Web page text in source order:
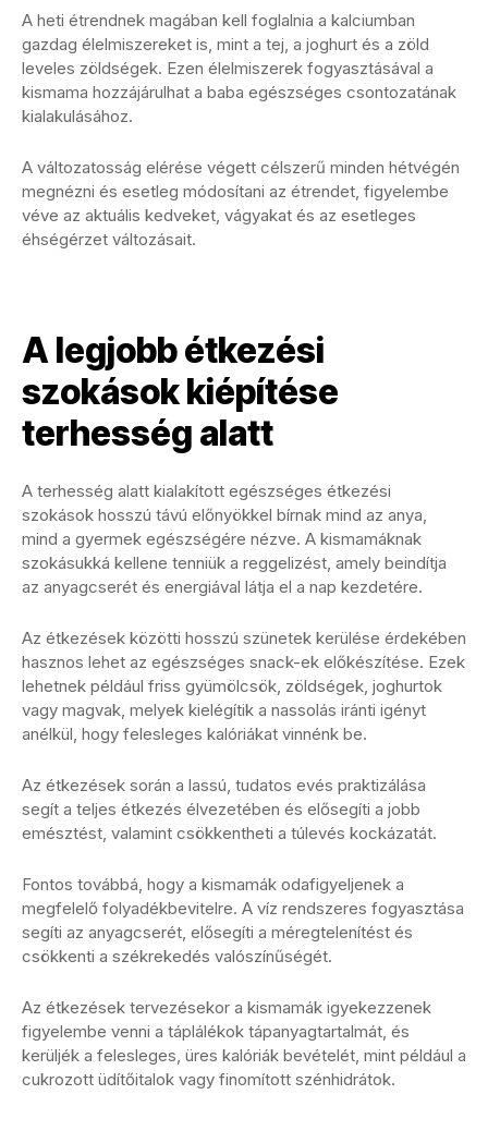
A heti étrendnek magában kell foglalnia a kalciumban
gazdag élelmiszereket is, mint a tej, a joghurt és a zöld
leveles zöldségek. Ezen élelmiszerek fogyasztásával a
kismama hozzájárulhat a baba egészséges csontozatának
kialakulásához.
A változatosság elérése végett célszerű minden hétvégén
megnézni és esetleg módosítani az étrendet, figyelembe
véve az aktuális kedveket, vágyakat és az esetleges
éhségérzet változásait.
A legjobb étkezési
szokások kiépítése
terhesség alatt
A terhesség alatt kialakított egészséges étkezési
szokások hosszú távú előnyökkel bírnak mind az anya,
mind a gyermek egészségére nézve. A kismamáknak
szokásukká kellene tenniük a reggelizést, amely beindítja
az anyagcserét és energiával látja el a nap kezdetére.
Az étkezések közötti hosszú szünetek kerülése érdekében
hasznos lehet az egészséges snack-ek előkészítése. Ezek
lehetnek például friss gyümölcsök, zöldségek, joghurtok
vagy magvak, melyek kielégítik a nassolás iránti igényt
anélkül, hogy felesleges kalóriákat vinnénk be.
Az étkezések során a lassú, tudatos evés praktizálása
segít a teljes étkezés élvezetében és elősegíti a jobb
emésztést, valamint csökkentheti a túlevés kockázatát.
Fontos továbbá, hogy a kismamák odafigyeljenek a
megfelelő folyadékbevitelre. A víz rendszeres fogyasztása
segíti az anyagcserét, elősegíti a méregtelenítést és
csökkenti a székrekedés valószínűségét.
Az étkezések tervezésekor a kismamák igyekezzenek
figyelembe venni a táplálékok tápanyagtartalmát, és
kerüljék a felesleges, üres kalóriák bevételét, mint például a
cukrozott üdítőitalok vagy finomított szénhidrátok.